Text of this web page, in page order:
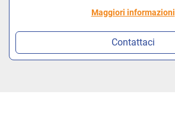
Maggiori informazioni
Contattaci